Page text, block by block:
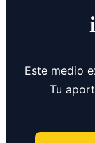
Este medio
Tu